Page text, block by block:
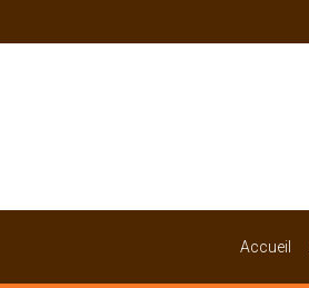
Accueil